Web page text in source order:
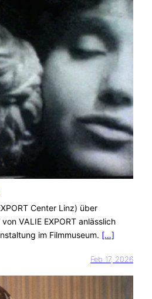
Center Linz) über
VALIE EXPORT anlässlich
im Filmmuseum. […]
Feb 17, 2026